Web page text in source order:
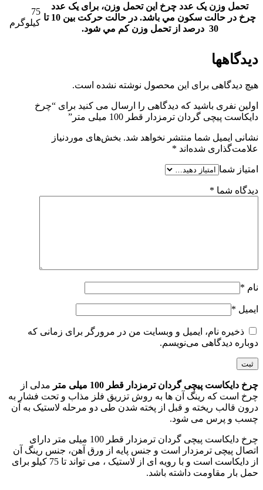
تحمل وزن یک عدد چرخ این تحمل وزن، برای يک عدد
چرخ در حالت سکون مي باشد. در حالت حرکت بين 10 تا
30 درصد از تحمل وزن کم مي شود.
75
کیلوگرم
دیدگاهها
هیچ دیدگاهی برای این محصول نوشته نشده است.
اولین نفری باشید که دیدگاهی را ارسال می کنید برای “چرخ
دایکاست پیچی گردان ترمزدار قطر 100 میلی متر”
نشانی ایمیل شما منتشر نخواهد شد. بخش‌های موردنیاز
علامت‌گذاری شده‌اند *
امتیاز شما
دیدگاه شما *
نام *
ایمیل *
ذخیره نام، ایمیل و وبسایت من در مرورگر برای زمانی که
دوباره دیدگاهی می‌نویسم.
چرخ دایکاست پیچی گردان ترمزدار قطر 100 میلی متر
مدلی از
چرخ است که رینگ آن ها به روش تزریق فلز مذاب و تحت فشار به
درون قالب ریخته و قبل از پخته شدن طی دو مرحله لاستیک به آن
چسب و پرس می شود.
چرخ دایکاست پیچی گردان ترمزدار قطر 100 میلی متر دارای
اتصال پیچی ترمزدار است و جنس پایه از ورق آهن، جنس رینگ آن
از دایکاست است و با رویه ای از لاستیک ، می تواند تا 75 کیلو برای
حمل بار مقاومت داشته باشد.